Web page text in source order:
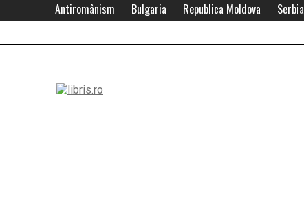
Antiromânism Bulgaria Republica Moldova Serbia
Left
Asides